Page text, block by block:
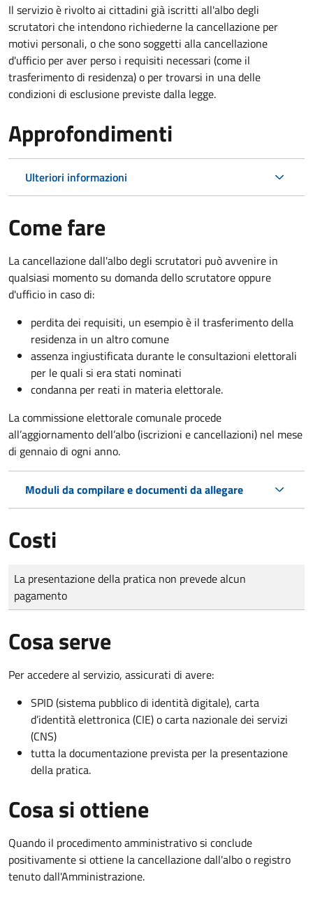
Il servizio è rivolto ai cittadini già iscritti all'albo degli
scrutatori che intendono richiederne la cancellazione per
motivi personali, o che sono soggetti alla cancellazione
d'ufficio per aver perso i requisiti necessari (come il
trasferimento di residenza) o per trovarsi in una delle
condizioni di esclusione previste dalla legge.
Approfondimenti
Ulteriori informazioni
Come fare
La cancellazione dall'albo degli scrutatori può avvenire in
qualsiasi momento su domanda dello scrutatore oppure
d'ufficio in caso di:
perdita dei requisiti, un esempio è il trasferimento della
residenza in un altro comune
assenza ingiustificata durante le consultazioni elettorali
per le quali si era stati nominati
condanna per reati in materia elettorale.
La commissione elettorale comunale procede
all’aggiornamento dell’albo (iscrizioni e cancellazioni) nel mese
di gennaio di ogni anno.
Moduli da compilare e documenti da allegare
Costi
Tipo di pagamento
Importo
La presentazione della pratica non prevede alcun
pagamento
Cosa serve
Per accedere al servizio, assicurati di avere:
SPID (sistema pubblico di identità digitale), carta
d’identità elettronica (CIE) o carta nazionale dei servizi
(CNS)
tutta la documentazione prevista per la presentazione
della pratica.
Cosa si ottiene
Quando il procedimento amministrativo si conclude
positivamente si ottiene la cancellazione dall'albo o registro
tenuto dall'Amministrazione.